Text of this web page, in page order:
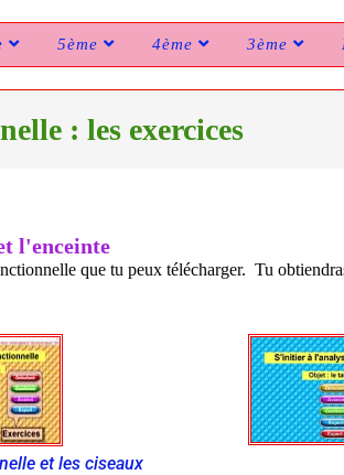
5ème 4ème 3ème
: les exercices
l'enceinte
que tu peux télécharger. Tu
et les ciseaux